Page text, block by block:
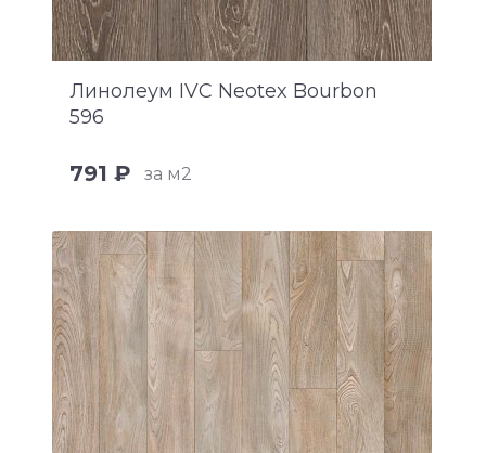
Линолеум IVC Neotex Bourbon
596
791 ₽ за м2